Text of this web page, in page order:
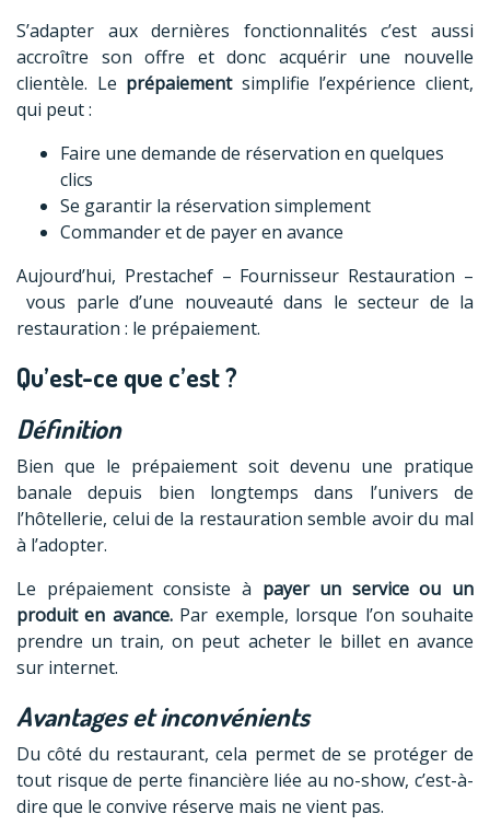
S’adapter aux dernières fonctionnalités c’est aussi
accroître son offre et donc acquérir une nouvelle
clientèle. Le prépaiementsimplifie l’expérience client,
qui peut :
Faire une demande de réservation en quelques
clics
Se garantir la réservation simplement
Commander et de payer en avance
Aujourd’hui, Prestachef – Fournisseur Restauration –
vous parle d’une nouveauté dans le secteur de la
restauration : le prépaiement.
Qu’est-ce que c’est ?
Définition
Bien que le prépaiement soit devenu une pratique
banale depuis bien longtemps dans l’univers de
l’hôtellerie, celui de la restauration semble avoir du mal
à l’adopter.
Le prépaiement consiste à payer un service ou un
produit en avance.Par exemple, lorsque l’on souhaite
prendre un train, on peut acheter le billet en avance
sur internet.
Avantages et inconvénients
Du côté du restaurant, cela permet de se protéger de
tout risque de perte financière liée au no-show, c’est-à-
dire que le convive réserve mais ne vient pas.